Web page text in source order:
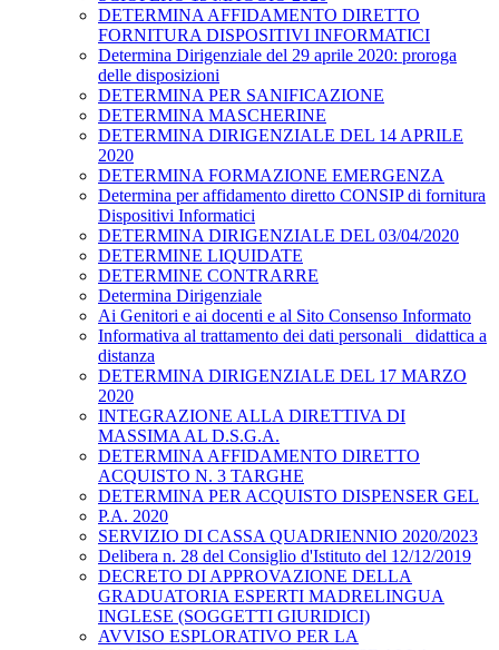
DETERMINA AFFIDAMENTO DIRETTO
FORNITURA DISPOSITIVI INFORMATICI
Determina Dirigenziale del 29 aprile 2020: proroga
delle disposizioni
DETERMINA PER SANIFICAZIONE
DETERMINA MASCHERINE
DETERMINA DIRIGENZIALE DEL 14 APRILE
2020
DETERMINA FORMAZIONE EMERGENZA
Determina per affidamento diretto CONSIP di fornitura
Dispositivi Informatici
DETERMINA DIRIGENZIALE DEL 03/04/2020
DETERMINE LIQUIDATE
DETERMINE CONTRARRE
Determina Dirigenziale
Ai Genitori e ai docenti e al Sito Consenso Informato
Informativa al trattamento dei dati personali _didattica a
distanza
DETERMINA DIRIGENZIALE DEL 17 MARZO
2020
INTEGRAZIONE ALLA DIRETTIVA DI
MASSIMA AL D.S.G.A.
DETERMINA AFFIDAMENTO DIRETTO
ACQUISTO N. 3 TARGHE
DETERMINA PER ACQUISTO DISPENSER GEL
P.A. 2020
SERVIZIO DI CASSA QUADRIENNIO 2020/2023
Delibera n. 28 del Consiglio d'Istituto del 12/12/2019
DECRETO DI APPROVAZIONE DELLA
GRADUATORIA ESPERTI MADRELINGUA
INGLESE (SOGGETTI GIURIDICI)
AVVISO ESPLORATIVO PER LA